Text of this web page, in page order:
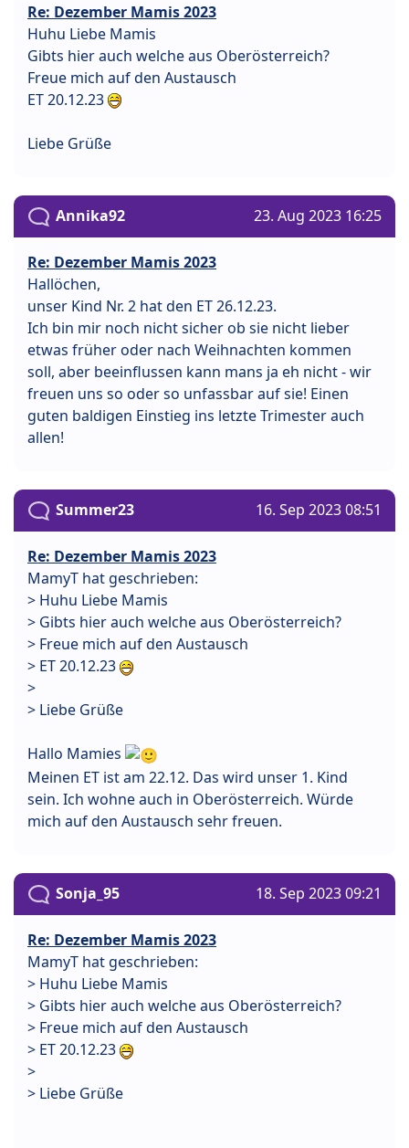
Re: Dezember Mamis 2023
Huhu Liebe Mamis
Gibts hier auch welche aus Oberösterreich?
Freue mich auf den Austausch
ET 20.12.23
Liebe Grüße
Annika92 23. Aug 2023 16:25
Re: Dezember Mamis 2023
Hallöchen,
unser Kind Nr. 2 hat den ET 26.12.23.
Ich bin mir noch nicht sicher ob sie nicht lieber
etwas früher oder nach Weihnachten kommen
soll, aber beeinflussen kann mans ja eh nicht - wir
freuen uns so oder so unfassbar auf sie! Einen
guten baldigen Einstieg ins letzte Trimester auch
allen!
Summer23 16. Sep 2023 08:51
Re: Dezember Mamis 2023
MamyT hat geschrieben:
> Huhu Liebe Mamis
> Gibts hier auch welche aus Oberösterreich?
> Freue mich auf den Austausch
> ET 20.12.23
>
> Liebe Grüße
Hallo Mamies
Meinen ET ist am 22.12. Das wird unser 1. Kind
sein. Ich wohne auch in Oberösterreich. Würde
mich auf den Austausch sehr freuen.
Sonja_95 18. Sep 2023 09:21
Re: Dezember Mamis 2023
MamyT hat geschrieben:
> Huhu Liebe Mamis
> Gibts hier auch welche aus Oberösterreich?
> Freue mich auf den Austausch
> ET 20.12.23
>
> Liebe Grüße